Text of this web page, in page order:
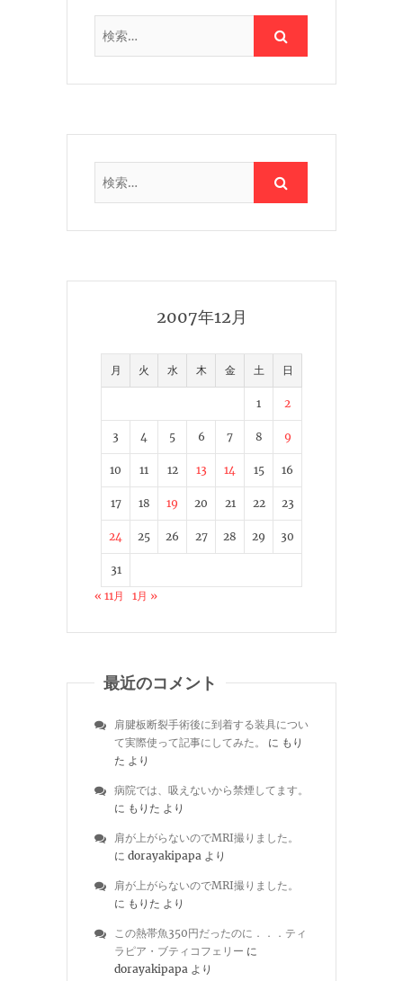
2007年12月
月 火 水 木 金 土 日
1 2
3 4 5 6 7 8 9
10 11 12 13 14 15 16
17 18 19 20 21 22 23
24 25 26 27 28 29 30
31
« 11月
1月 »
最近のコメント
肩腱板断裂手術後に到着する装具につい
て実際使って記事にしてみた。
に もり
た より
病院では、吸えないから禁煙してます。
に もりた より
肩が上がらないのでMRI撮りました。
に dorayakipapa より
肩が上がらないのでMRI撮りました。
に もりた より
この熱帯魚350円だったのに．．．ティ
ラピア・ブティコフェリー に
dorayakipapa より